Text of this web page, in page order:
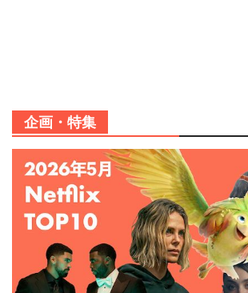
企画・特集